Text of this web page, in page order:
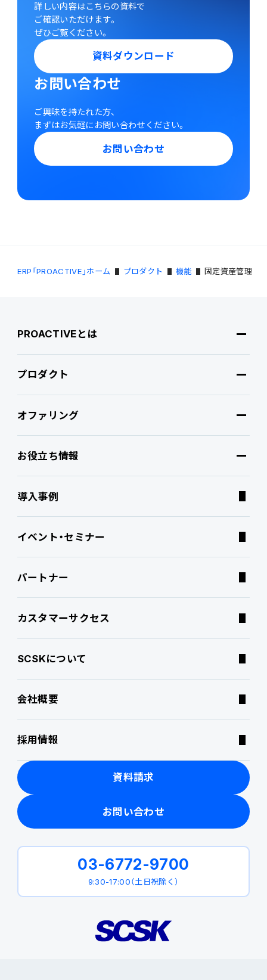
詳しい内容はこちらの資料で
ご確認いただけます。
ぜひご覧ください。
資料ダウンロード
お問い合わせ
ご興味を持たれた方、
まずはお気軽にお問い合わせください。
お問い合わせ
ERP「PROACTIVE」ホーム プロダクト 機能 固定資産管理
資料請求
お問い合わせ
03-6772-9700
9:30-17:00（土日祝除く）
PROACTIVEとは
PROACTIVEとは
特長・選ばれる理由
ブランドコア
PROACTIVE AI
ATWILL Platform
プロダクト
プロダクト
機能
Fit to Standard
Best Practice
連携ソリューション
サポートサービス
オファリング
オファリング
業務特化型オファリング
業界特化型オファリング
経営課題別オファリング
お役立ち情報
お役立ち情報
資料ダウンロード
よくあるご質問
コラム
特集記事
ニュース・トピックス
製品関連動画
導入事例
イベント・セミナー
パートナー
カスタマーサクセス
SCSKについて
会社概要
採用情報